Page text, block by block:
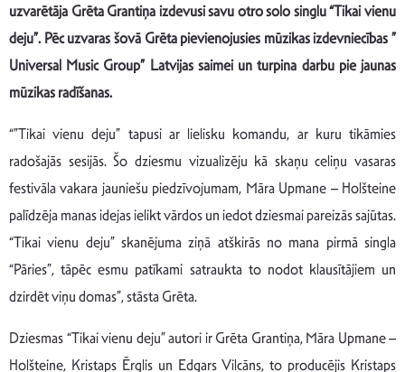
uzvarētāja Grēta Grantiņa izdevusi savu otro solo singlu “Tikai vienu
deju”. Pēc uzvaras šovā Grēta pievienojusies mūzikas izdevniecības ”
Universal Music Group” Latvijas saimei un turpina darbu pie jaunas
mūzikas radīšanas.
“”Tikai vienu deju” tapusi ar lielisku komandu, ar kuru tikāmies
radošajās sesijās. Šo dziesmu vizualizēju kā skaņu celiņu vasaras
festivāla vakara jauniešu piedzīvojumam, Māra Upmane – Holšteine
palīdzēja manas idejas ielikt vārdos un iedot dziesmai pareizās sajūtas.
“Tikai vienu deju” skanējuma ziņā atškirās no mana pirmā singla
“Pāries”, tāpēc esmu patīkami satraukta to nodot klausītājiem un
dzirdēt viņu domas”, stāsta Grēta.
Dziesmas “Tikai vienu deju” autori ir Grēta Grantiņa, Māra Upmane –
Holšteine, Kristaps Ērglis un Edgars Vilcāns, to producējis Kristaps